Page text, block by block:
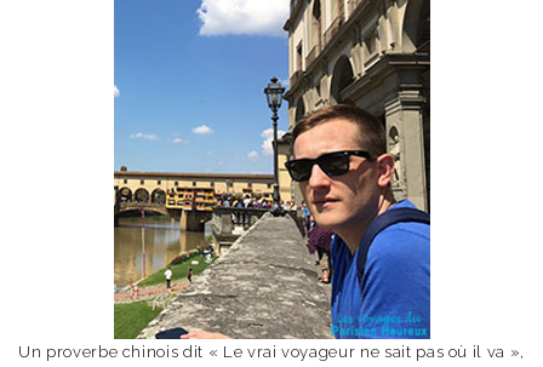
Un proverbe chinois dit « Le vrai voyageur ne sait pas où il va »,